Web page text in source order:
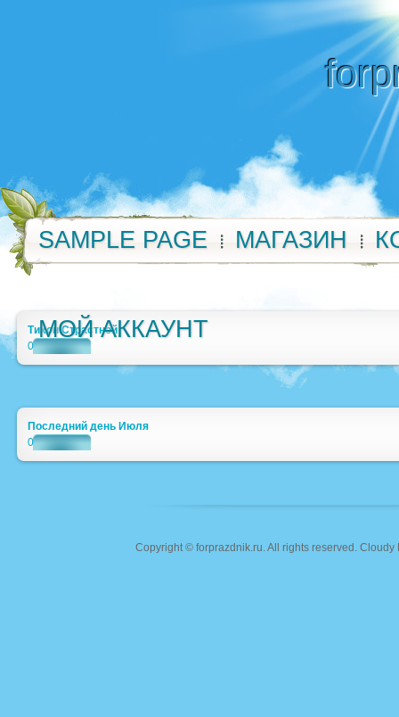
SAMPLE PAGE МАГАЗИН
МОЙ АККАУНТ
Тихон Страстной
0
Последний день Июля
0
Copyright © forprazdnik.ru. All rights reserved.